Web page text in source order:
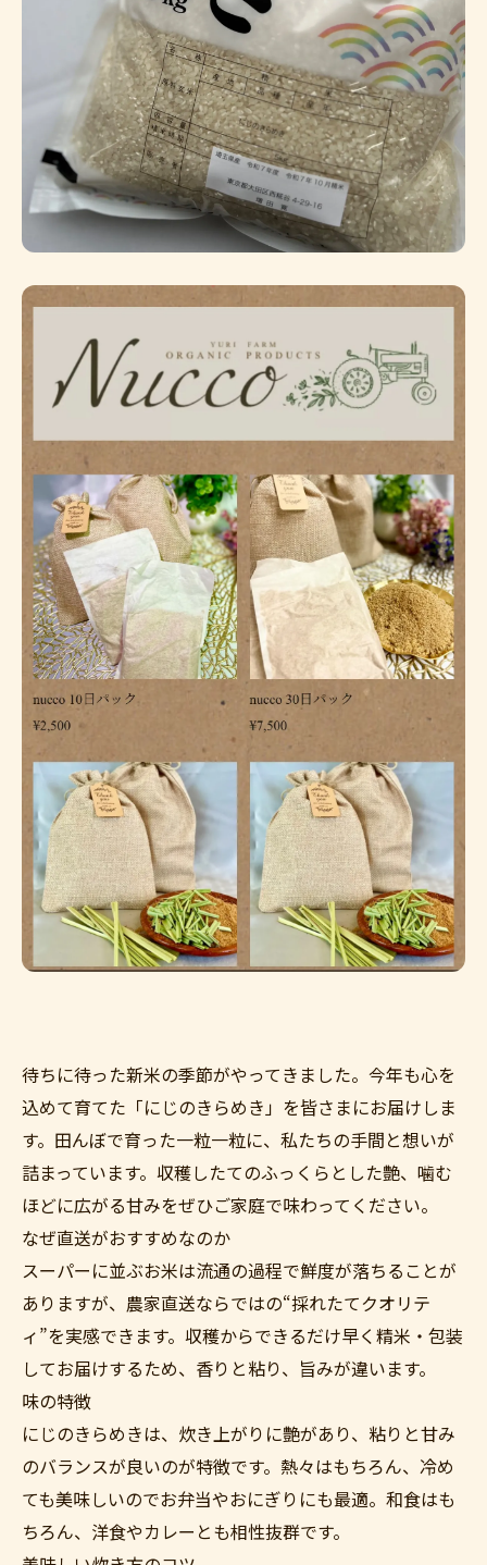
待ちに待った新米の季節がやってきました。今年も心を
込めて育てた「にじのきらめき」を皆さまにお届けしま
す。田んぼで育った一粒一粒に、私たちの手間と想いが
詰まっています。収穫したてのふっくらとした艶、噛む
ほどに広がる甘みをぜひご家庭で味わってください。
なぜ直送がおすすめなのか
スーパーに並ぶお米は流通の過程で鮮度が落ちることが
ありますが、農家直送ならではの“採れたてクオリテ
ィ”を実感できます。収穫からできるだけ早く精米・包装
してお届けするため、香りと粘り、旨みが違います。
味の特徴
にじのきらめきは、炊き上がりに艶があり、粘りと甘み
のバランスが良いのが特徴です。熱々はもちろん、冷め
ても美味しいのでお弁当やおにぎりにも最適。和食はも
ちろん、洋食やカレーとも相性抜群です。